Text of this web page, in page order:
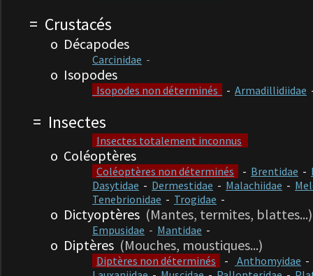
= Crustacés
o Décapodes
Carcinidae -
o Isopodes
Isopodes non déterminés - Armadillidiidae
= Insectes
Insectes totalement inconnus
o Coléoptères
Coléoptères non déterminés - Brentidae -
Dasytidae - Dermestidae - Malachiidae -
Tenebrionidae - Trogidae -
o Dictyoptères (Mantes, termites, blattes...)
Empusidae - Mantidae -
o Diptères (Mouches, moustiques...)
Diptères non déterminés - Anthomyidae -